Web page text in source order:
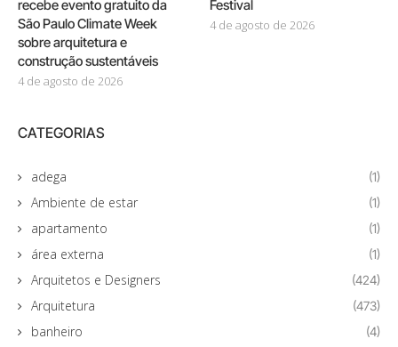
recebe evento gratuito da
São Paulo Climate Week
sobre arquitetura e
construção sustentáveis
4 de agosto de 2026
Festival
4 de agosto de 2026
CATEGORIAS
adega (1)
Ambiente de estar (1)
apartamento (1)
área externa (1)
Arquitetos e Designers (424)
Arquitetura (473)
banheiro (4)